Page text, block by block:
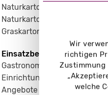
Wir
richtigen
Zustimmung
welche
Naturkarton braun 350 g/m²
Naturkarton schwarz 400 g/
Graskarton 400 g/m²
Einsatzbereich:
Gastronomie, Hotellerie,
Einrichtungen, für Menüs,
Angebote oder Discounts